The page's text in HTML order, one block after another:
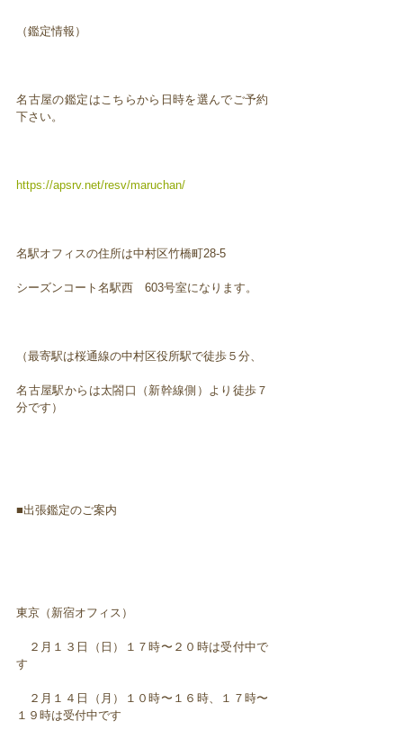
（鑑定情報）
名古屋の鑑定はこちらから日時を選んでご予約
下さい。
https://apsrv.net/resv/maruchan/
名駅オフィスの住所は中村区竹橋町28-5
シーズンコート名駅西 603号室になります。
（最寄駅は桜通線の中村区役所駅で徒歩５分、
名古屋駅からは太閤口（新幹線側）より徒歩７
分です）
■出張鑑定のご案内
東京（新宿オフィス）
２月１３日（日）１７時〜２０時は受付中で
す
２月１４日（月）１０時〜１６時、１７時〜
１９時は受付中です